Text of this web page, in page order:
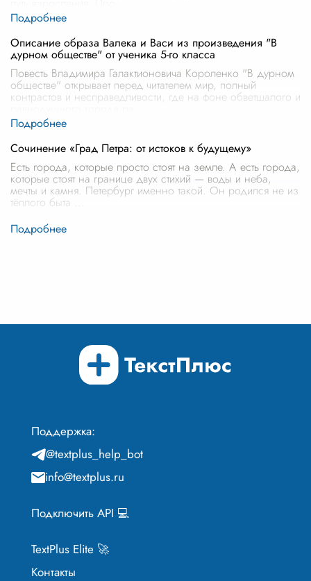
Описание образа Валека и Васи из произведения "В
дурном обществе" от ученика 5-го класса
Повесть Владимира Галактионовича Короленко "В дурном
обществе" открывает перед читателем мир, полный
контрастов и несправедливости, где на фоне обветшалого и
Сочинение «Град Петра: от истоков к будущему»
Есть города, которые просто стоят на земле. А есть города,
которые стоят на границе двух стихий — воды и неба,
мечты и камня. Петербург именно такой. Он родился не из
тёплого быта
Поддержка:
@textplus_help_bot
info@textplus.ru
Подключить API 💻
TextPlus Elite 🚀
Контакты